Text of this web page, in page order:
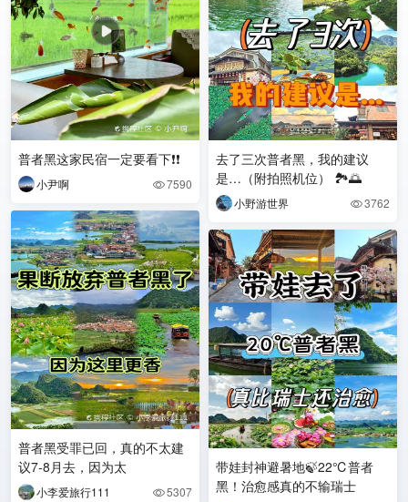
普者黑这家民宿一定要看下❗️❗️
小尹啊 7590
普者黑受罪已回，真的不太建
议7-8月去，因为太
小李爱旅行111 5307
去了三次普者黑，我的建议
是…（附拍照机位） 🏞️🌅
小野游世界 3762
带娃封神避暑地🍃22℃普者
黑！治愈感真的不输瑞士